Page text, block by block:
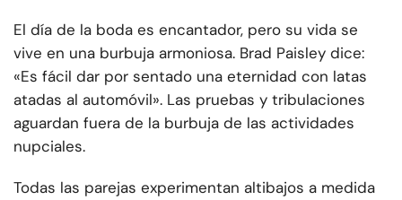
El día de la boda es encantador, pero su vida se
vive en una burbuja armoniosa. Brad Paisley dice:
«Es fácil dar por sentado una eternidad con latas
atadas al automóvil». Las pruebas y tribulaciones
aguardan fuera de la burbuja de las actividades
nupciales.
Todas las parejas experimentan altibajos a medida